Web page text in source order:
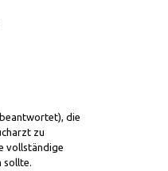
die
zu
vollständige
sollte.